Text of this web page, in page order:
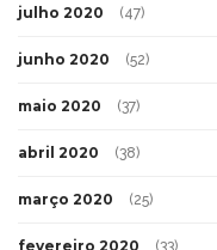
julho 2020 (47)
junho 2020 (52)
maio 2020 (37)
abril 2020 (38)
março 2020 (25)
fevereiro 2020